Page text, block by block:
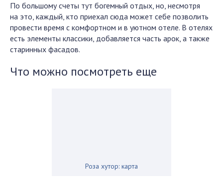
По большому счеты тут богемный отдых, но, несмотря
на это, каждый, кто приехал сюда может себе позволить
провести время с комфортном и в уютном отеле. В отелях
есть элементы классики, добавляется часть арок, а также
старинных фасадов.
Что можно посмотреть еще
Роза хутор: карта